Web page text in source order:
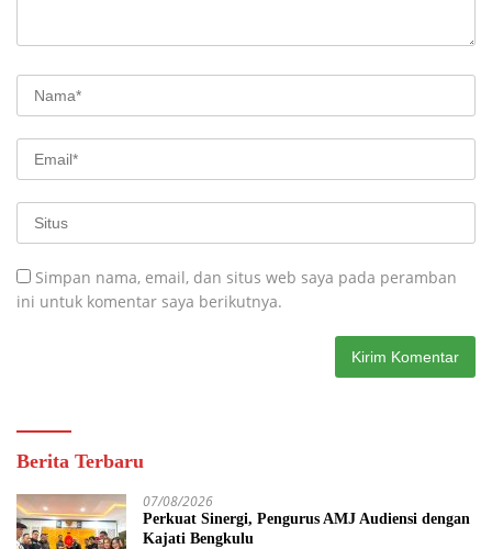
Simpan nama, email, dan situs web saya pada peramban
ini untuk komentar saya berikutnya.
Berita Terbaru
07/08/2026
Perkuat Sinergi, Pengurus AMJ Audiensi dengan
Kajati Bengkulu